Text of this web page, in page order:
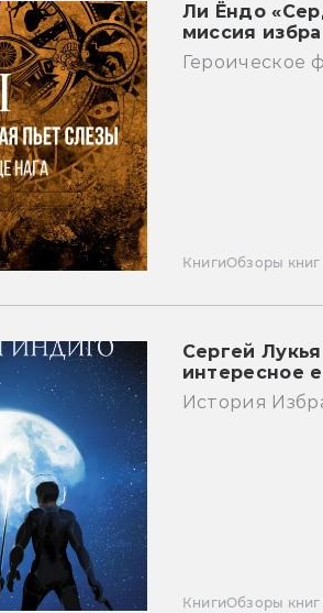
Ли Ёндо
миссия
Героическое
КнигиОбзоры книг
Сергей
интересное
История
КнигиОбзоры книг